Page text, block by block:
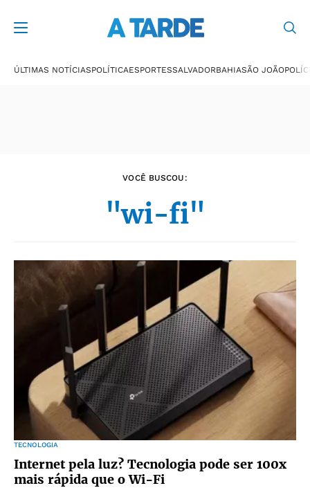
ÚLTIMAS NOTÍCIASPOLÍTICAESPORTESSALVADORBAHIASÃO JOÃO
VOCÊ BUSCOU:
"wi-fi"
TECNOLOGIA
Internet pela luz? Tecnologia pode ser 100x
mais rápida que o Wi-Fi